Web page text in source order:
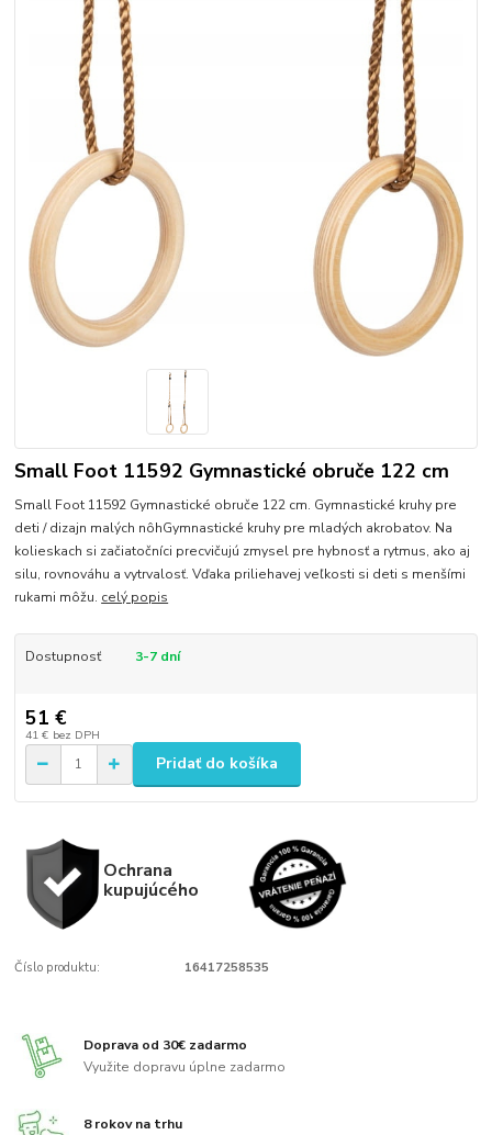
Small Foot 11592 Gymnastické obruče 122 cm
Small Foot 11592 Gymnastické obruče 122 cm. Gymnastické kruhy pre
deti / dizajn malých nôhGymnastické kruhy pre mladých akrobatov. Na
kolieskach si začiatočníci precvičujú zmysel pre hybnosť a rytmus, ako aj
silu, rovnováhu a vytrvalosť. Vďaka priliehavej veľkosti si deti s menšími
rukami môžu. celý popis
Dostupnosť 3-7 dní
51 €
41 € bez DPH
Pridať do košíka
Ochrana
kupujúcého
Číslo produktu: 16417258535
Doprava od 30€ zadarmo
Využite dopravu úplne zadarmo
8 rokov na trhu